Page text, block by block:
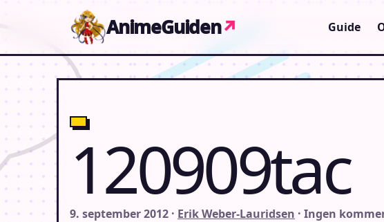
AnimeGuiden↗ Guide
120909tac
9. september 2012 · Erik Weber-Lauridsen · Ingen